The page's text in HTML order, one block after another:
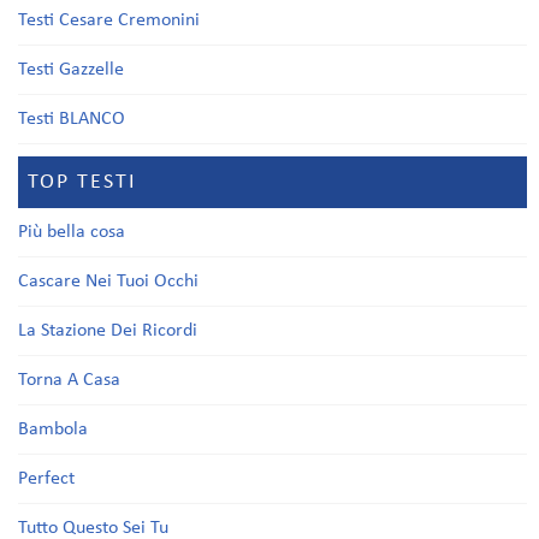
Testi Cesare Cremonini
Testi Gazzelle
Testi BLANCO
TOP TESTI
Più bella cosa
Cascare Nei Tuoi Occhi
La Stazione Dei Ricordi
Torna A Casa
Bambola
Perfect
Tutto Questo Sei Tu